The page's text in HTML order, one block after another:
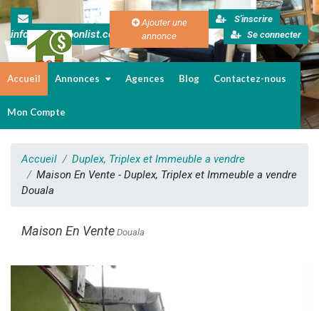
info@cameroonlist.com
Ajouter une
annonce
S'inscrire
Se connecter
Accueil Annonces Agences Blog Contactez-nous
Mon Compte
Accueil
Duplex, Triplex et Immeuble a vendre
Maison En Vente - Duplex, Triplex et Immeuble a vendre
Douala
Maison En Vente Douala